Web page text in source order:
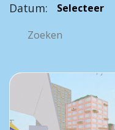
Datum: